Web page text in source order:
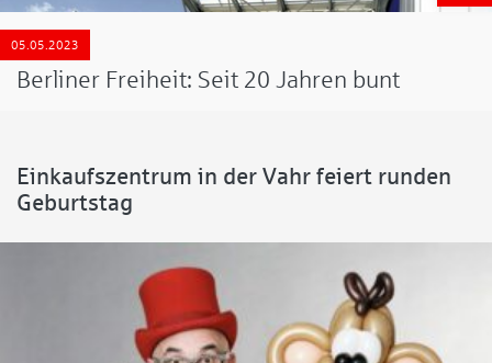
05.05.2023
Berliner Freiheit: Seit 20 Jahren bunt
Einkaufszentrum in der Vahr feiert runden
Geburtstag